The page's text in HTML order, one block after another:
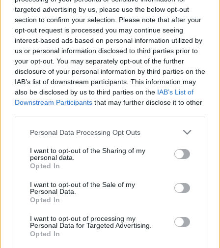
targeted advertising by us, please use the below opt-out
section to confirm your selection. Please note that after your
opt-out request is processed you may continue seeing
interest-based ads based on personal information utilized by
us or personal information disclosed to third parties prior to
your opt-out. You may separately opt-out of the further
disclosure of your personal information by third parties on the
IAB’s list of downstream participants. This information may
also be disclosed by us to third parties on the IAB’s List of
Downstream Participants that may further disclose it to other
Personal Data Processing Opt Outs
I want to opt-out of the Sharing of my
personal data.
Opted In
I want to opt-out of the Sale of my
Personal Data.
Opted In
I want to opt-out of processing my
Personal Data for Targeted Advertising.
Opted In
02/10/2011
Presentazioni con l'autore
25/09/2011
Presentazioni con l'autore
Presentazioni con l'autore
Arrestato l'autore di Barbara
21/08/2011